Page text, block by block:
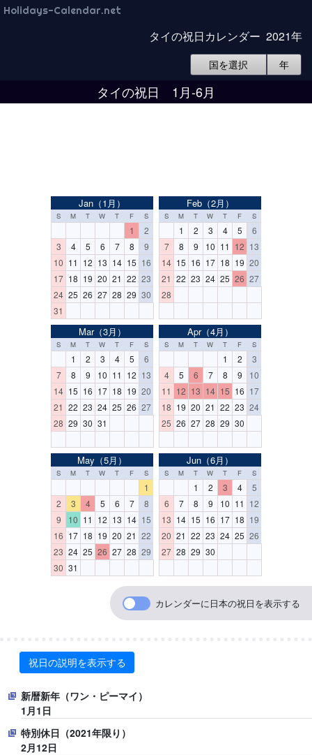
Holidays-Calendar.net
タイの祝日カレンダー 2021年
国を選択 年
タイの祝日 1月-6月
Jan（1月）
S M T W T F S
1
2
3
4 5 6 7 8
9
10 11 12 13 14 15 16
17 18 19 20 21 22 23
24 25 26 27 28 29 30
31
Feb（2月）
S M T W T F S
1 2 3 4 5
6
7
8 9 10 11 12 13
14 15 16 17 18 19 20
21 22 23 24 25 26 27
28
Mar（3月）
S M T W T F S
1 2 3 4 5
6
7
8 9 10 11 12 13
14 15 16 17 18 19 20
21 22 23 24 25 26 27
28 29 30 31
Apr（4月）
S M T W T F S
1 2
3
4
5 6 7 8 9
10
11 12 13 14 15 16 17
18 19 20 21 22 23 24
25 26 27 28 29 30
May（5月）
S M T W T F S
1
2
3 4 5 6 7
8
9
10 11 12 13 14 15
16 17 18 19 20 21 22
23 24 25 26 27 28 29
30 31
Jun（6月）
S M T W T F S
1 2 3 4
5
6
7 8 9 10 11 12
13 14 15 16 17 18 19
20 21 22 23 24 25 26
27 28 29 30
カレンダーに日本の祝日を表示する
祝日の説明を表示する
新暦新年（ワン・ピーマイ）
1月1日
特別休日（2021年限り）
2月12日